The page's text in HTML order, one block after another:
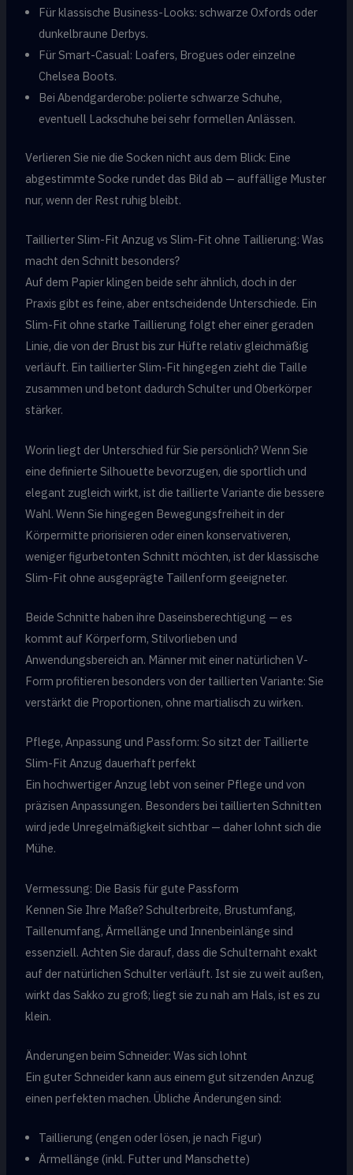
Für klassische Business-Looks: schwarze Oxfords oder
dunkelbraune Derbys.
Für Smart-Casual: Loafers, Brogues oder einzelne
Chelsea Boots.
Bei Abendgarderobe: polierte schwarze Schuhe,
eventuell Lackschuhe bei sehr formellen Anlässen.
Verlieren Sie nie die Socken nicht aus dem Blick: Eine
abgestimmte Socke rundet das Bild ab — auffällige Muster
nur, wenn der Rest ruhig bleibt.
Taillierter Slim-Fit Anzug vs Slim-Fit ohne Taillierung: Was
macht den Schnitt besonders?
Auf dem Papier klingen beide sehr ähnlich, doch in der
Praxis gibt es feine, aber entscheidende Unterschiede. Ein
Slim-Fit ohne starke Taillierung folgt eher einer geraden
Linie, die von der Brust bis zur Hüfte relativ gleichmäßig
verläuft. Ein taillierter Slim-Fit hingegen zieht die Taille
zusammen und betont dadurch Schulter und Oberkörper
stärker.
Worin liegt der Unterschied für Sie persönlich? Wenn Sie
eine definierte Silhouette bevorzugen, die sportlich und
elegant zugleich wirkt, ist die taillierte Variante die bessere
Wahl. Wenn Sie hingegen Bewegungsfreiheit in der
Körpermitte priorisieren oder einen konservativeren,
weniger figurbetonten Schnitt möchten, ist der klassische
Slim-Fit ohne ausgeprägte Taillenform geeigneter.
Beide Schnitte haben ihre Daseinsberechtigung — es
kommt auf Körperform, Stilvorlieben und
Anwendungsbereich an. Männer mit einer natürlichen V-
Form profitieren besonders von der taillierten Variante: Sie
verstärkt die Proportionen, ohne martialisch zu wirken.
Pflege, Anpassung und Passform: So sitzt der Taillierte
Slim-Fit Anzug dauerhaft perfekt
Ein hochwertiger Anzug lebt von seiner Pflege und von
präzisen Anpassungen. Besonders bei taillierten Schnitten
wird jede Unregelmäßigkeit sichtbar — daher lohnt sich die
Mühe.
Vermessung: Die Basis für gute Passform
Kennen Sie Ihre Maße? Schulterbreite, Brustumfang,
Taillenumfang, Ärmellänge und Innenbeinlänge sind
essenziell. Achten Sie darauf, dass die Schulternaht exakt
auf der natürlichen Schulter verläuft. Ist sie zu weit außen,
wirkt das Sakko zu groß; liegt sie zu nah am Hals, ist es zu
klein.
Änderungen beim Schneider: Was sich lohnt
Ein guter Schneider kann aus einem gut sitzenden Anzug
einen perfekten machen. Übliche Änderungen sind:
Taillierung (engen oder lösen, je nach Figur)
Ärmellänge (inkl. Futter und Manschette)